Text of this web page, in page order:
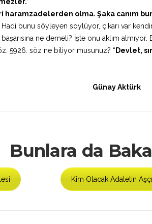
haramzadelerden olma. Şaka canım
Hadi bunu söyleyen söylüyor, çıkarı var
ne demeli? İşte onu aklım
5926. söz ne biliyor musunuz? “Devlet,
Günay Aktürk
Bunlara da
Kim Olacak Adaletin